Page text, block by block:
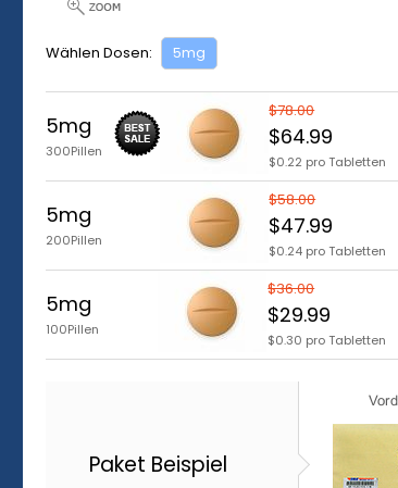
Wählen Dosen: 5mg
5mg
300Pillen
$78.00
$64.99
$0.22 pro Tabletten
5mg
200Pillen
$58.00
$47.99
$0.24 pro Tabletten
5mg
100Pillen
$36.00
$29.99
$0.30 pro Tabletten
Paket Beispiel